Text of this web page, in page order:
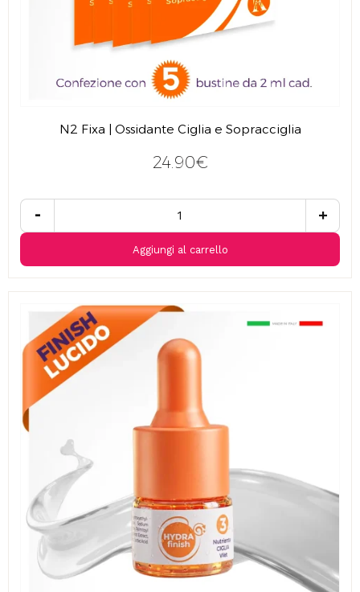
N2 Fixa | Ossidante Ciglia e Sopracciglia
24.90€
- +
Aggiungi al carrello